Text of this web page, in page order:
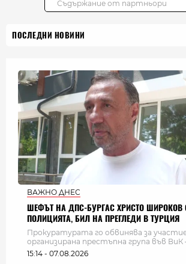
ПОСЛЕДНИ НОВИНИ
ВАЖНО ДНЕС
ШЕФЪТ НА ДПС-БУРГАС ХРИСТО ШИРОКОВ
ПОЛИЦИЯТА, БИЛ НА ПРЕГЛЕДИ В ТУРЦИЯ
Прокуратурата го обвинява за
организирана престъпна група във ВиК
15:14 - 07.08.2026